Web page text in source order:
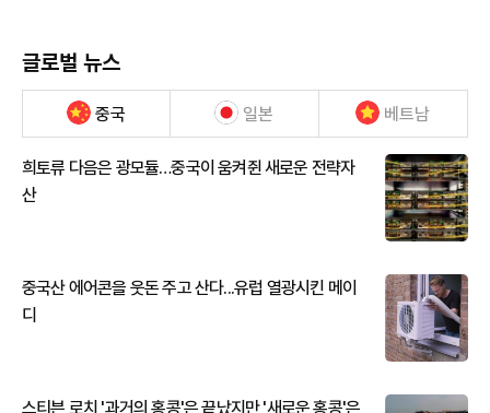
글로벌 뉴스
중국 일본 베트남
희토류 다음은 광모듈…중국이 움켜쥔 새로운 전략자
산
중국산 에어콘을 웃돈 주고 산다...유럽 열광시킨 메이
디
스티븐 로치 '과거의 홍콩'은 끝났지만 '새로운 홍콩'은